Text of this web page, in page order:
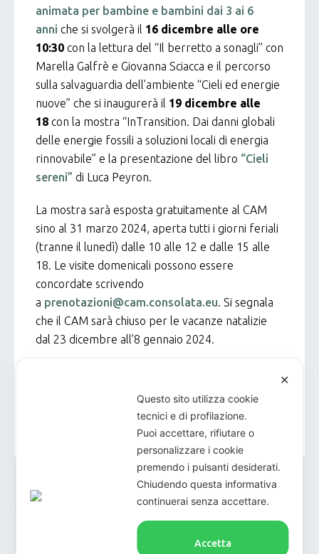
animata per bambine e bambini dai 3 ai 6
anni che si svolgerà il 16 dicembre alle ore
10:30 con la lettura del “Il berretto a sonagli” con
Marella Galfrè e Giovanna Sciacca e il percorso
sulla salvaguardia dell’ambiente “Cieli ed energie
nuove” che si inaugurerà il 19 dicembre alle
18 con la mostra “InTransition. Dai danni globali
delle energie fossili a soluzioni locali di energia
rinnovabile” e la presentazione del libro “Cieli
sereni” di Luca Peyron.
La mostra sarà esposta gratuitamente al CAM
sino al 31 marzo 2024, aperta tutti i giorni feriali
(tranne il lunedì) dalle 10 alle 12 e dalle 15 alle
18. Le visite domenicali possono essere
concordate scrivendo
a prenotazioni@cam.consolata.eu. Si segnala
che il CAM sarà chiuso per le vacanze natalizie
dal 23 dicembre all’8 gennaio 2024.
TWITTER PINTEREST
✕
Questo sito utilizza cookie
tecnici e di profilazione.
Puoi accettare, rifiutare o
personalizzare i cookie
premendo i pulsanti desiderati.
Chiudendo questa informativa
continuerai senza accettare.
Accetta